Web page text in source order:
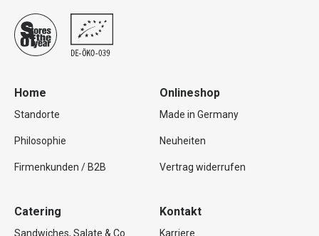
Home
Standorte
Philosophie
Firmenkunden / B2B
Onlineshop
Made in Germany
Neuheiten
Vertrag widerrufen
Catering
Sandwiches, Salate & Co.
Kontakt
Karriere